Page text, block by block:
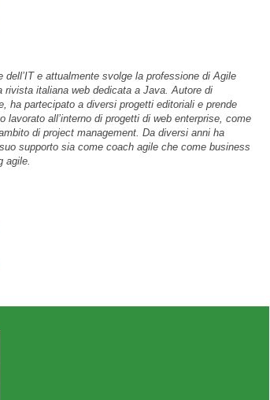
e attualmente svolge la professione di Agile
italiana web dedicata a Java. Autore di
ha partecipato a diversi progetti editoriali e prende
all’interno di progetti di web enterprise, come
di project management. Da diversi anni ha
supporto sia come coach agile che come business
agile.